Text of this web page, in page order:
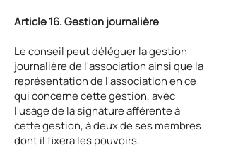
Article 16. Gestion journalière
Le conseil peut déléguer la gestion
journalière de l'association ainsi que la
représentation de l'association en ce
qui concerne cette gestion, avec
l'usage de la signature afférente à
cette gestion, à deux de ses membres
dont il fixera les pouvoirs.